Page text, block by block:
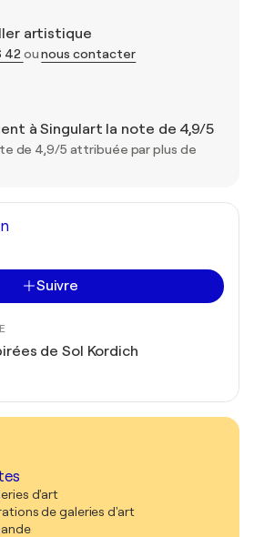
artistique
42 ounous contacter
à Singulart la note de 4,9/5
de 4,9/5 attribuée par plus de
Suivre
de Sol Kordich
d'art
de galeries d'art